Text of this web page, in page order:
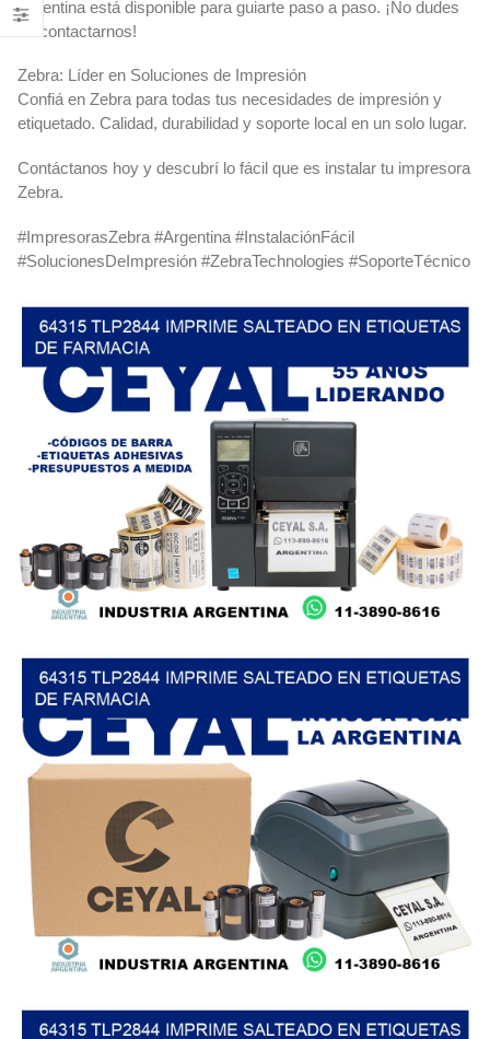
Argentina está disponible para guiarte paso a paso. ¡No dudes
en contactarnos!
Zebra: Líder en Soluciones de Impresión
Confiá en Zebra para todas tus necesidades de impresión y
etiquetado. Calidad, durabilidad y soporte local en un solo lugar.
Contáctanos hoy y descubrí lo fácil que es instalar tu impresora
Zebra.
#ImpresorasZebra #Argentina #InstalaciónFácil
#SolucionesDeImpresión #ZebraTechnologies #SoporteTécnico